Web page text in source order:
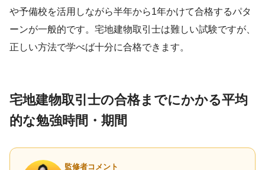
や予備校を活用しながら半年から1年かけて合格するパタ
ーンが一般的です。宅地建物取引士は難しい試験ですが、
正しい方法で学べば十分に合格できます。
宅地建物取引士の合格までにかかる平均
的な勉強時間・期間
監修者コメント